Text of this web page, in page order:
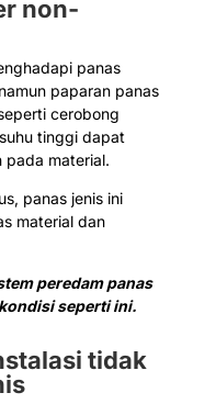
non-
panas
paparan panas
cerobong
tinggi dapat
pada material.
panas jenis ini
material dan
peredam panas
seperti ini.
tidak